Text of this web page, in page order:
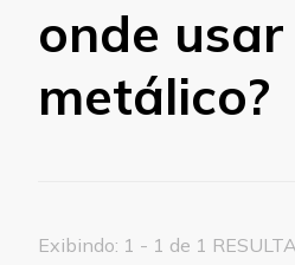
onde
metálico?
Exibindo: 1 - 1 de 1